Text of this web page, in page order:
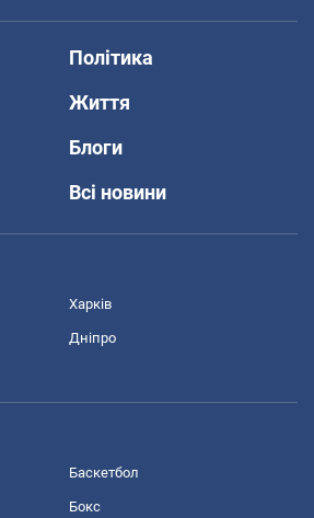
Політика
Життя
Блоги
Всі новини
Харків
Дніпро
Баскетбол
Бокс